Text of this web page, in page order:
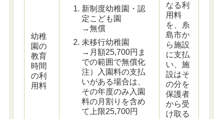
幼稚
園の
教育
時間
の利
用料
新制度幼稚園・認
定こども園
→無償
未移行幼稚園
→月額25,700円ま
での範囲で無償化
注）入園料の支払
いがある場合は、
その年度のみ入園
料の月割りを含め
て上限25,700円
なる利
用料
を、糸
島市か
ら施設
に支払
い、施
設はそ
の分を
保護者
から受
け取る